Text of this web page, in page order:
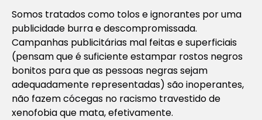
Somos tratados como tolos e ignorantes por uma
publicidade burra e descompromissada.
Campanhas publicitárias mal feitas e superficiais
(pensam que é suficiente estampar rostos negros
bonitos para que as pessoas negras sejam
adequadamente representadas) são inoperantes,
não fazem cócegas no racismo travestido de
xenofobia que mata, efetivamente.